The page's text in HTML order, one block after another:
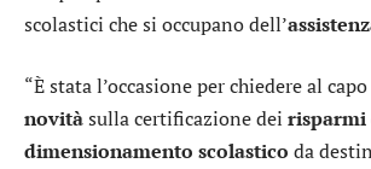
scolastici che si occupano dell’
“È stata l’occasione per chiedere al
novitàsulla certificazione dei risparmi
dimensionamento scolastico da